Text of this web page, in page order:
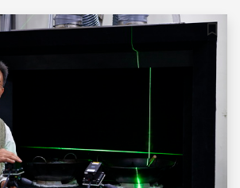
(will not stay);於是用鋼鐵造,哪知會變
後用金銀打造,不過得僱人日夜看管。
法像機器一般日夜運轉,看守者不免睡
給這個看守的人一管煙抽,提神醒腦。
儲存